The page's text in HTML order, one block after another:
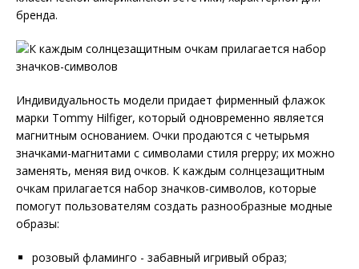
бренда.
Индивидуальность модели придает фирменный флажок
марки Tommy Hilfiger, который одновременно является
магнитным основанием. Очки продаются с четырьмя
значками-магнитами с символами стиля preppy; их можно
заменять, меняя вид очков. К каждым солнцезащитным
очкам прилагается набор значков-символов, которые
помогут пользователям создать разнообразные модные
образы:
розовый фламинго - забавный игривый образ;